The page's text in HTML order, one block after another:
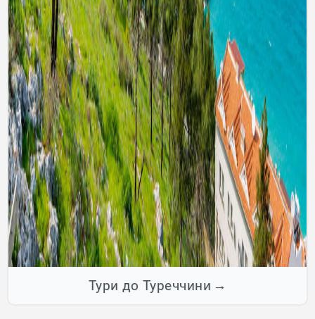
Тури до Туреччини